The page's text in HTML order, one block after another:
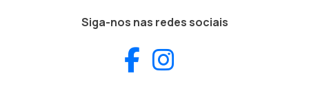
Siga-nos nas redes sociais
Facebook